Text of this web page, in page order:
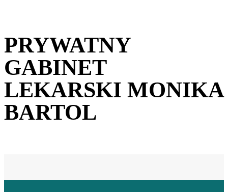
PRYWATNY
GABINET
LEKARSKI MONIKA
BARTOL